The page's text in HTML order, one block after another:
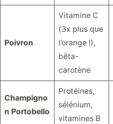
Poivron
Vitamine C
(3x plus que
l’orange !),
bêta-
carotène
Champigno
n Portobello
Protéines,
sélénium,
vitamines B